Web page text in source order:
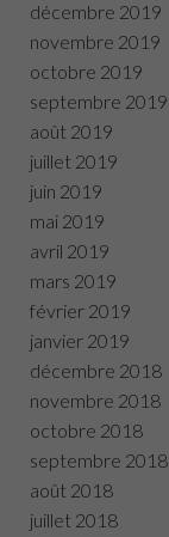
décembre 2019
novembre 2019
octobre 2019
septembre 2019
août 2019
juillet 2019
juin 2019
mai 2019
avril 2019
mars 2019
février 2019
janvier 2019
décembre 2018
novembre 2018
octobre 2018
septembre 2018
août 2018
juillet 2018